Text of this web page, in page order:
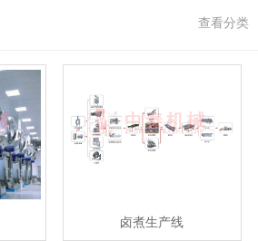
查看分类
卤煮生产线